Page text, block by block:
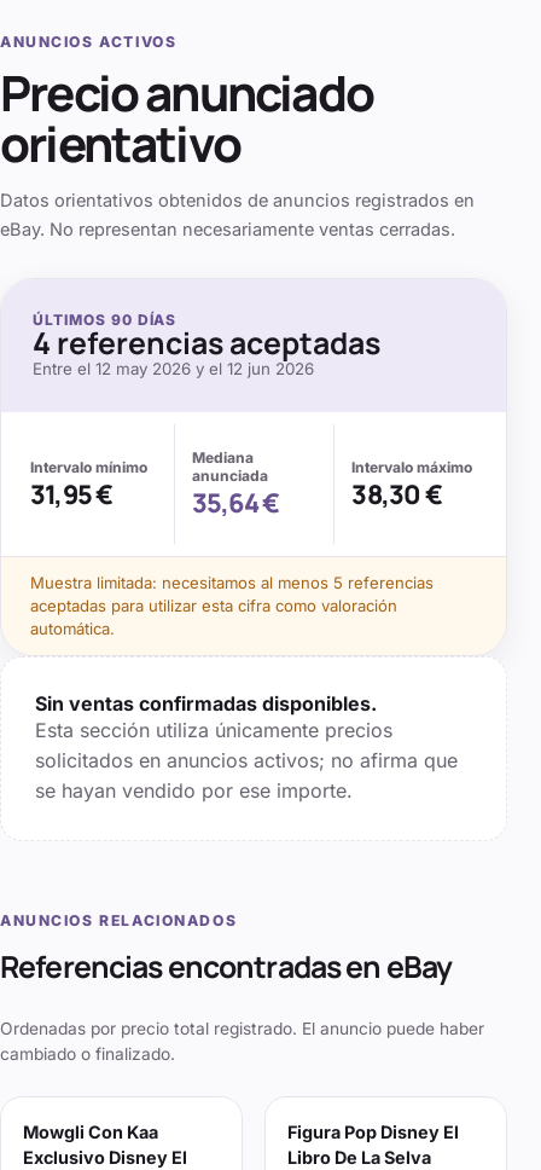
ANUNCIOS ACTIVOS
Precio anunciado
orientativo
Datos orientativos obtenidos de anuncios registrados en
eBay. No representan necesariamente ventas cerradas.
ÚLTIMOS 90 DÍAS
4 referencias aceptadas
Entre el 12 may 2026 y el 12 jun 2026
Intervalo mínimo
31,95 €
Mediana
anunciada
35,64 €
Intervalo máximo
38,30 €
Muestra limitada: necesitamos al menos 5 referencias
aceptadas para utilizar esta cifra como valoración
automática.
Sin ventas confirmadas disponibles.
Esta sección utiliza únicamente precios
solicitados en anuncios activos; no afirma que
se hayan vendido por ese importe.
ANUNCIOS RELACIONADOS
Referencias encontradas en eBay
Ordenadas por precio total registrado. El anuncio puede haber
cambiado o finalizado.
Mowgli Con Kaa
Exclusivo Disney El
Figura Pop Disney El
Libro De La Selva